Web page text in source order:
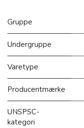
Gruppe
Undergruppe
Varetype
Producentmærke
UNSPSC-
kategori